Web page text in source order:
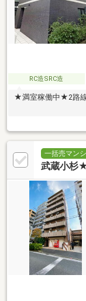
RC造SRC造
★満室稼働中★2路
一括売マン
武蔵小杉